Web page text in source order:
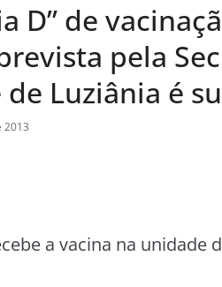
D” de
pela
de Luziânia é
2013
a vacina na unidade